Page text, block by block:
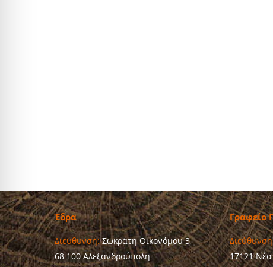
Έδρα
Διεύθυνση:Σωκράτη Οικονόμου 3,
68 100 Αλεξανδρούπολη
Γραφείο
17121